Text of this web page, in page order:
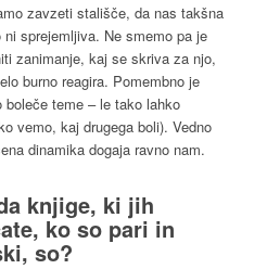
zavzeti stališče, da nas takšna
sprejemljiva. Ne smemo pa je
zanimanje, kaj se skriva za njo,
burno reagira. Pomembno je
teme – le tako lahko
vemo, kaj drugega boli). Vedno
dinamika dogaja ravno nam.
knjige, ki jih
, ko so pari in
, so?